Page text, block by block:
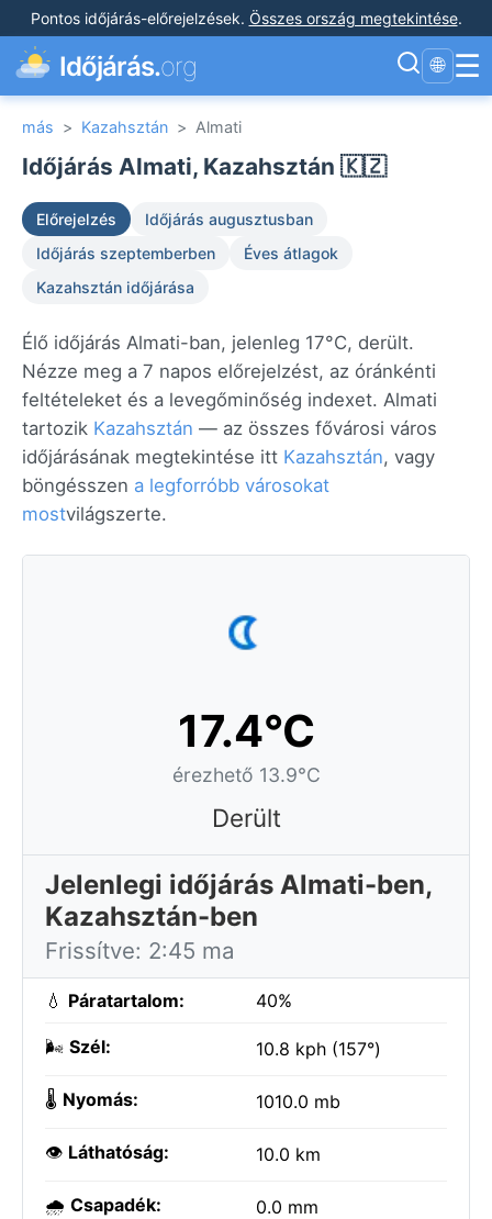
Pontos időjárás-előrejelzések. Összes ország megtekintése.
Időjárás.org 🌐 ☰
más > Kazahsztán > Almati
Időjárás Almati, Kazahsztán 🇰🇿
Előrejelzés
Időjárás augusztusban
Időjárás szeptemberben
Éves átlagok
Kazahsztán időjárása
Élő időjárás Almati-ban, jelenleg 17°C, derült.
Nézze meg a 7 napos előrejelzést, az óránkénti
feltételeket és a levegőminőség indexet. Almati
tartozik Kazahsztán — az összes fővárosi város
időjárásának megtekintése itt Kazahsztán, vagy
böngésszen a legforróbb városokat
mostvilágszerte.
17.4°C
érezhető 13.9°C
Derült
Jelenlegi időjárás Almati-ben,
Kazahsztán-ben
Frissítve: 2:45 ma
💧 Páratartalom: 40%
🌬️ Szél: 10.8 kph (157°)
🌡️ Nyomás: 1010.0 mb
👁️ Láthatóság: 10.0 km
🌧️ Csapadék: 0.0 mm